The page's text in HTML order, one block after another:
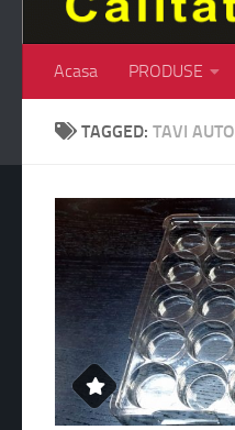
Acasa PRODUSE
TAGGED: TAVI